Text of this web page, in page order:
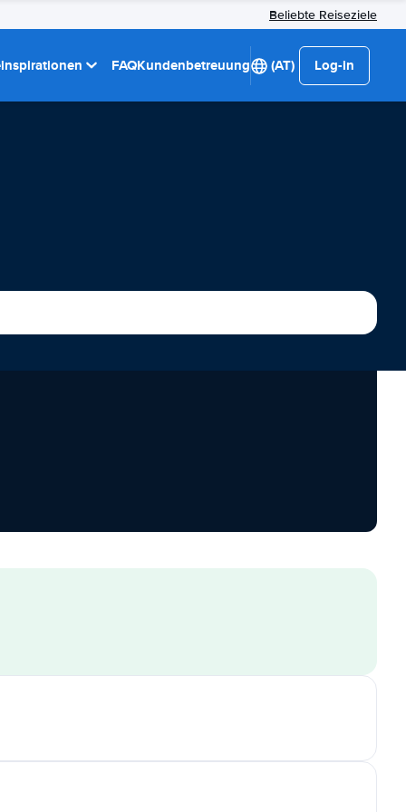
Beliebte Reiseziele
FAQKundenbetreuung (AT) Log-in